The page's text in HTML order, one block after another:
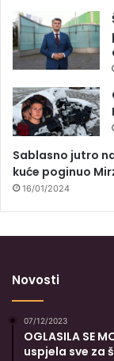
Sablasno jutro
kuće poginuo
16/01/2024
Novosti
07/12/2023
OGLASILA SE
uspjela sve za